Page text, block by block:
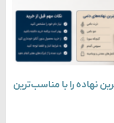
نهاده را با مناسب‌ترین